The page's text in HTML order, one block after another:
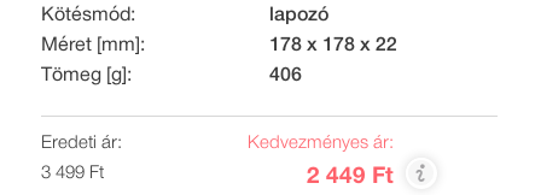
Kötésmód:
lapozó
Méret [mm]:
178 x 178 x 22
Tömeg [g]:
406
Eredeti ár:
3 499 Ft
Kedvezményes ár:
2 449 Ft